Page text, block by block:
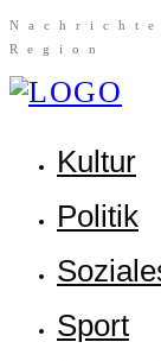
Region
Kul­tur
Poli­tik
Sport